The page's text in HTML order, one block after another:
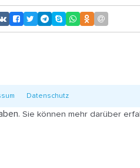
Datenschutz
Sie können mehr darüber